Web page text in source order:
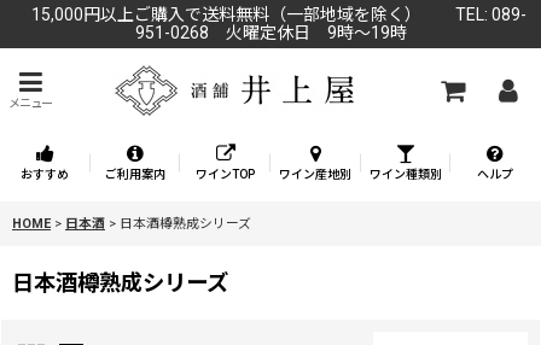
15,000円以上ご購入で送料無料（一部地域を除く） TEL: 089-
951-0268 火曜定休日 9時～19時
メニュー
おすすめ ご利用案内 ワインTOP ワイン産地別 ワイン種類別 ヘルプ
HOME > 日本酒 > 日本酒樽熟成シリーズ
日本酒樽熟成シリーズ